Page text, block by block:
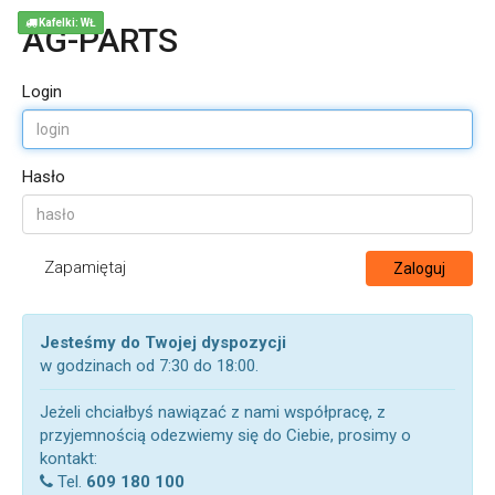
AG-PARTS
Login
Hasło
Zapamiętaj Zaloguj
Jesteśmy do Twojej dyspozycji
w godzinach od 7:30 do 18:00.
Jeżeli chciałbyś nawiązać z nami współpracę, z
przyjemnością odezwiemy się do Ciebie, prosimy o
kontakt:
Tel. 609 180 100
Kafelki: WŁ